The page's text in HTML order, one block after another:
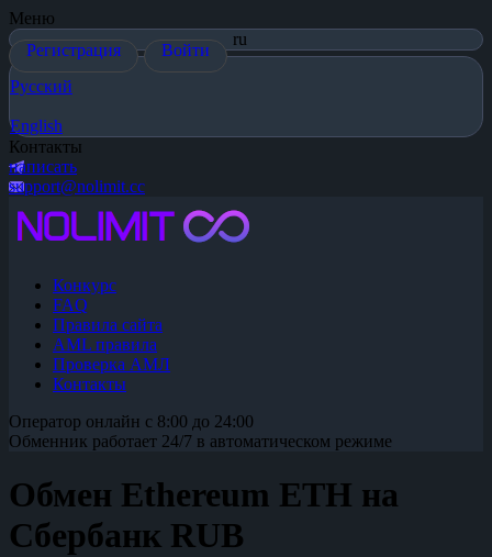
Меню
Регистрация
Войти
ru
Русский
English
Контакты
написать
support@nolimit.cc
Конкурс
FAQ
Правила сайта
AML правила
Проверка АМЛ
Контакты
Оператор онлайн с 8:00 до 24:00
Обменник работает 24/7 в автоматическом режиме
Обмен Ethereum ETH на
Сбербанк RUB